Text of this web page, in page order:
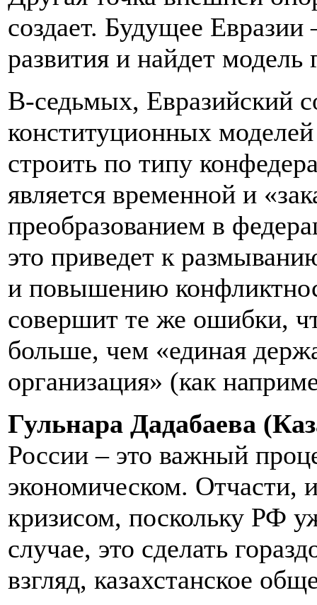
создает. Будущее Евразии
развития и найдет
В-седьмых, Евразийский
конституционных
строить по типу
является временной и
преобразованием в
это приведет к
и повышению
совершит те же ошибки,
больше, чем «единая
организация» (как
Гульнара Дадабаева
России – это важный
экономическом. Отчасти,
кризисом, поскольку РФ
случае, это сделать
взгляд, казахстанское